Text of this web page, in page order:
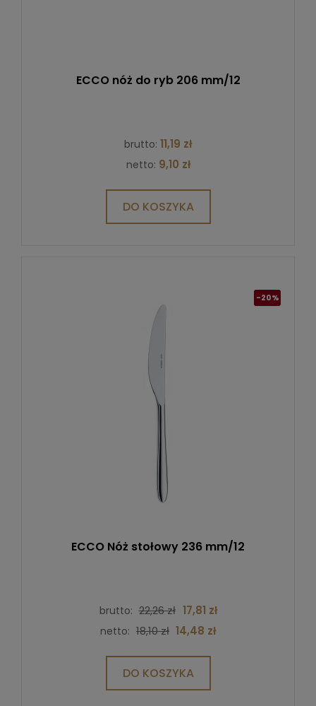
ECCO nóż do ryb 206 mm/12
brutto: 11,19 zł
netto: 9,10 zł
DO KOSZYKA
-20%
ECCO Nóż stołowy 236 mm/12
brutto: 22,26 zł 17,81 zł
netto: 18,10 zł 14,48 zł
DO KOSZYKA